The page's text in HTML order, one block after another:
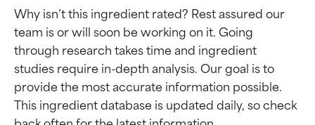
Why isn’t this ingredient rated? Rest assured our
team is or will soon be working on it. Going
through research takes time and ingredient
studies require in-depth analysis. Our goal is to
provide the most accurate information possible.
This ingredient database is updated daily, so check
Calificaciones de
Calificaciones de